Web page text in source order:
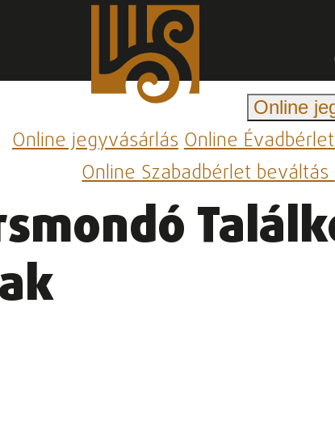
Online
Online jegyvásárlásOnline
Online Szabadbérlet beváltás